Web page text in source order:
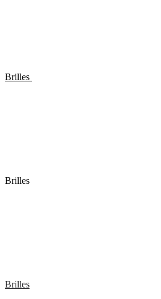
Brilles
Brilles
Brilles